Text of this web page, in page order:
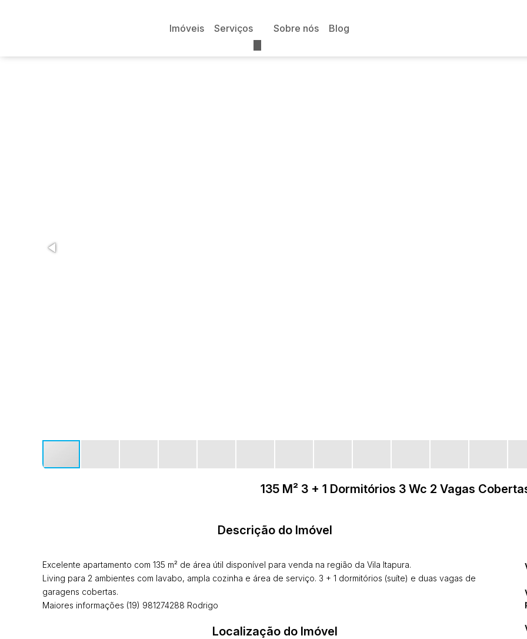
Blog
Sobre nós
Serviços
Imóveis
135 M² 3 + 1 Dormitórios 3 Wc 2 Vagas
Descrição do Imóvel
Excelente apartamento com 135 m² de área útil disponível para venda na região da Vila Itapura.
Living para 2 ambientes com lavabo, ampla cozinha e área de serviço. 3 + 1 dormitórios (suíte) e duas vagas de
garagens cobertas.
Maiores informações (19) 981274288 Rodrigo
Localização do Imóvel